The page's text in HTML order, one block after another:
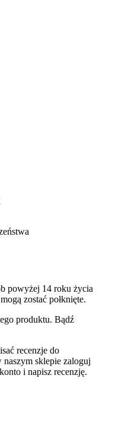
powyżej 14 roku życia
zostać połknięte.
produktu. Bądź
recenzje do
sklepie zaloguj
i napisz recenzję.